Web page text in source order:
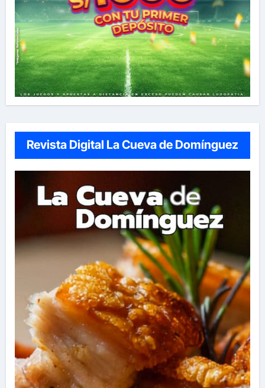
Revista Digital La Cueva de Domínguez